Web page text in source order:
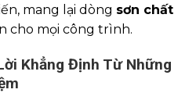
mang lại dòng sơn chất
cho mọi công trình.
Khẳng Định Từ Những